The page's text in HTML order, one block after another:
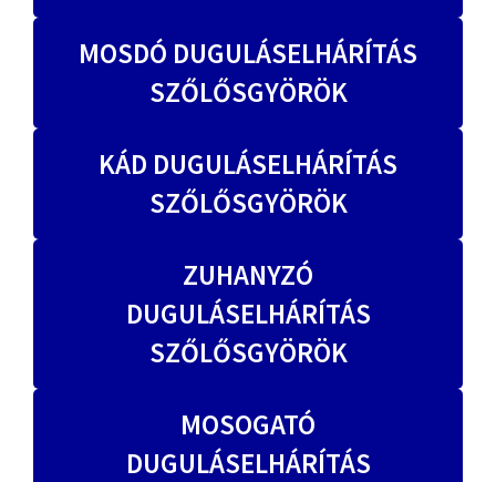
MOSDÓ DUGULÁSELHÁRÍTÁS
SZŐLŐSGYÖRÖK
KÁD DUGULÁSELHÁRÍTÁS
SZŐLŐSGYÖRÖK
ZUHANYZÓ
DUGULÁSELHÁRÍTÁS
SZŐLŐSGYÖRÖK
MOSOGATÓ
DUGULÁSELHÁRÍTÁS